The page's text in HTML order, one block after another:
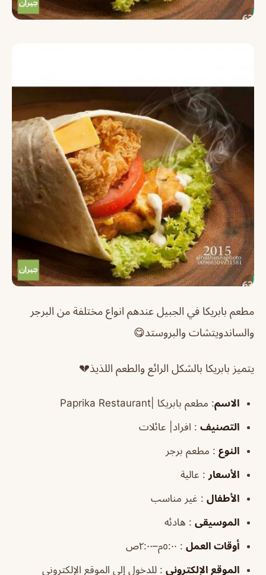
مطعم بابريكا في الجبيل عندهم انواع مختلفة من البرجر
والساندويتشات والبروستد😋
يتميز بابريكا بالشكل الرائع والطعم اللذيذ💔
الاسم: مطعم بابريكا | Paprika Restaurant
التصنيف : افراد| عائلات
النوع : مطعم برجر
الأسعار : عالية
الأطفال : غير مناسب
الموسيقى : هادئه
أوقات العمل : ٥:٠٠م–٢:٠٠ص
الموقع الإلكتروني : للدخول إلى الموقع الإلكتروني